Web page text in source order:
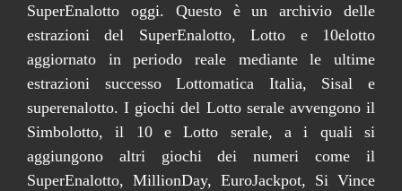
SuperEnalotto oggi. Questo è un archivio delle
estrazioni del SuperEnalotto, Lotto e 10elotto
aggiornato in periodo reale mediante le ultime
estrazioni successo Lottomatica Italia, Sisal e
superenalotto. I giochi del Lotto serale avvengono il
Simbolotto, il 10 e Lotto serale, a i quali si
aggiungono altri giochi dei numeri come il
SuperEnalotto, MillionDay, EuroJackpot, Si Vince